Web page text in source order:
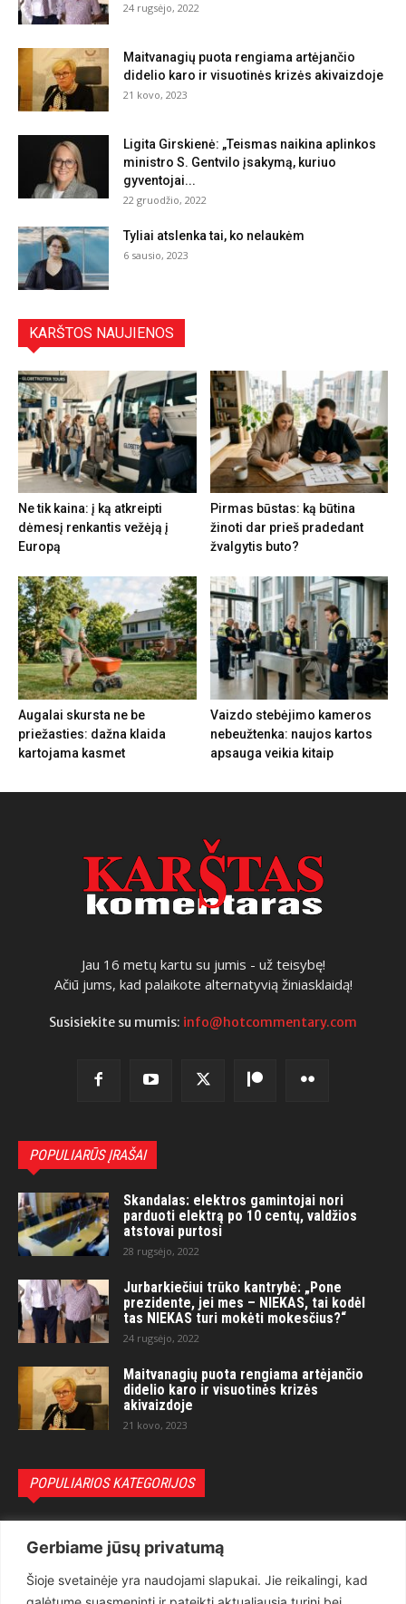
Gerbiame jūsų privatumą
Šioje svetainėje yra naudojami slapukai. Jie reikalingi, kad
24 rugsėjo, 2022
Maitvanagių puota rengiama artėjančio
didelio karo ir visuotinės krizės akivaizdoje
21 kovo, 2023
Ligita Girskienė: „Teismas naikina aplinkos
ministro S. Gentvilo įsakymą, kuriuo
gyventojai...
22 gruodžio, 2022
Tyliai atslenka tai, ko nelaukėm
6 sausio, 2023
KARŠTOS NAUJIENOS
Ne tik kaina: į ką atkreipti
dėmesį renkantis vežėją į
Europą
Pirmas būstas: ką būtina
žinoti dar prieš pradedant
žvalgytis buto?
Augalai skursta ne be
priežasties: dažna klaida
kartojama kasmet
Vaizdo stebėjimo kameros
nebeužtenka: naujos kartos
apsauga veikia kitaip
Jau 16 metų kartu su jumis - už teisybę!
Ačiū jums, kad palaikote alternatyvią žiniasklaidą!
Susisiekite su mumis: info@hotcommentary.com
POPULIARŪS ĮRAŠAI
Skandalas: elektros gamintojai nori
parduoti elektrą po 10 centų, valdžios
atstovai purtosi
28 rugsėjo, 2022
Jurbarkiečiui trūko kantrybė: „Pone
prezidente, jei mes – NIEKAS, tai kodėl
tas NIEKAS turi mokėti mokesčius?“
24 rugsėjo, 2022
Maitvanagių puota rengiama artėjančio
didelio karo ir visuotinės krizės
akivaizdoje
21 kovo, 2023
POPULIARIOS KATEGORIJOS
Teisėsauga
1497